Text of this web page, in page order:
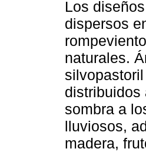
Los
dispersos
naturales.
distribuidos
sombra a
lluviosos,
madera,